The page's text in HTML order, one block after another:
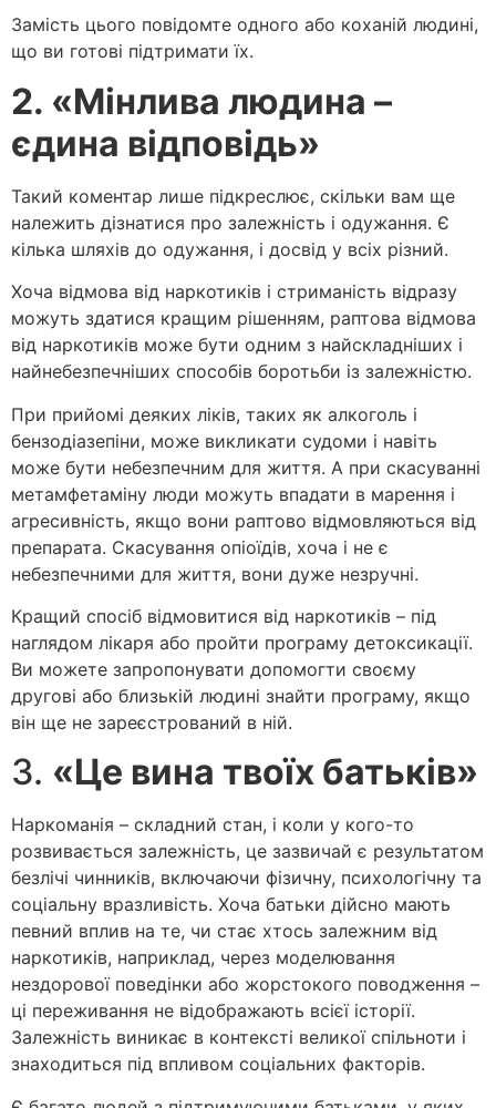
Замість цього повідомте одного або коханій людині,
що ви готові підтримати їх.
2. «Мінлива людина –
єдина відповідь»
Такий коментар лише підкреслює, скільки вам ще
належить дізнатися про залежність і одужання. Є
кілька шляхів до одужання, і досвід у всіх різний.
Хоча відмова від наркотиків і стриманість відразу
можуть здатися кращим рішенням, раптова відмова
від наркотиків може бути одним з найскладніших і
найнебезпечніших способів боротьби із залежністю.
При прийомі деяких ліків, таких як алкоголь і
бензодіазепіни, може викликати судоми і навіть
може бути небезпечним для життя. А при скасуванні
метамфетаміну люди можуть впадати в марення і
агресивність, якщо вони раптово відмовляються від
препарата. Скасування опіоїдів, хоча і не є
небезпечними для життя, вони дуже незручні.
Кращий спосіб відмовитися від наркотиків – під
наглядом лікаря або пройти програму детоксикації.
Ви можете запропонувати допомогти своєму
другові або близькій людині знайти програму, якщо
він ще не зареєстрований в ній.
3. «Це вина твоїх батьків»
Наркоманія – складний стан, і коли у кого-то
розвивається залежність, це зазвичай є результатом
безлічі чинників, включаючи фізичну, психологічну та
соціальну вразливість. Хоча батьки дійсно мають
певний вплив на те, чи стає хтось залежним від
наркотиків, наприклад, через моделювання
нездорової поведінки або жорстокого поводження –
ці переживання не відображають всієї історії.
Залежність виникає в контексті великої спільноти і
знаходиться під впливом соціальних факторів.